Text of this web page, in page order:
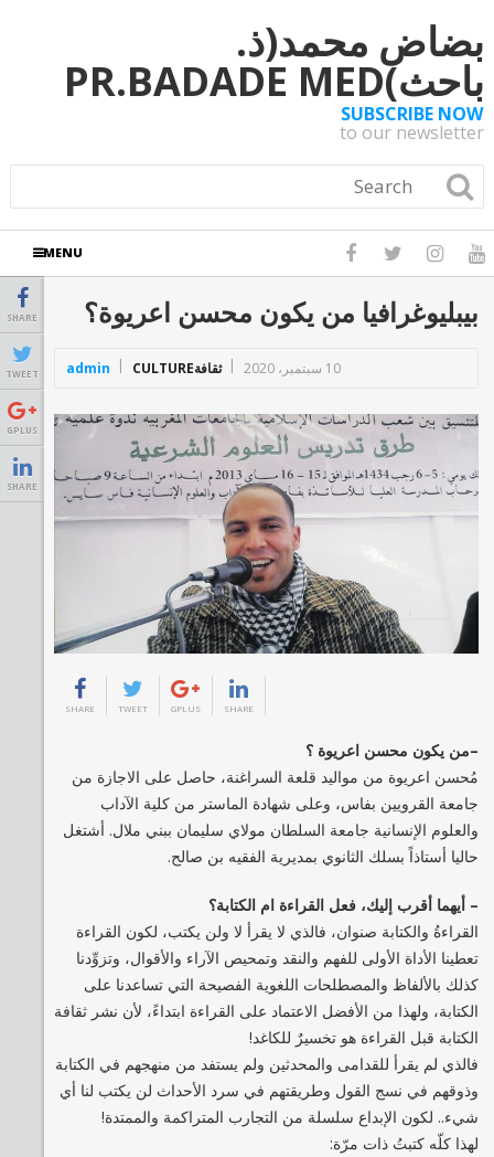
بضاض محمد(ذ.
باحث)PR.BADADE MED
SUBSCRIBE NOW
to our newsletter
MENU
SHARE
TWEET
GPLUS
SHARE
بيبليوغرافيا من يكون محسن اعريوة؟
admin ثقافةCULTURE 10 سبتمبر، 2020
SHARE TWEET GPLUS SHARE
–من يكون محسن اعريوة ؟
مُحسن اعريوة من مواليد قلعة السراغنة، حاصل على الاجازة من
جامعة القرويين بفاس، وعلى شهادة الماستر من كلية الآداب
والعلوم الإنسانية جامعة السلطان مولاي سليمان ببني ملال. أشتغل
حاليا أستاذاً بسلك الثانوي بمديرية الفقيه بن صالح.
– أيهما أقرب إليك، فعل القراءة ام الكتابة؟
القراءةُ والكتابة صنوان، فالذي لا يقرأ لا ولن يكتب، لكون القراءة
تعطينا الأداة الأولى للفهم والنقد وتمحيص الآراء والأقوال، وتزوِّدنا
كذلك بالألفاظ والمصطلحات اللغوية الفصيحة التي تساعدنا على
الكتابة، ولهذا من الأفضل الاعتماد على القراءة ابتداءً، لأن نشر ثقافة
الكتابة قبل القراءة هو تخسيرٌ للكاغد!
فالذي لم يقرأ للقدامى والمحدثين ولم يستفد من منهجهم في الكتابة
وذوقهم في نسج القول وطريقتهم في سرد الأحداث لن يكتب لنا أي
شيء.. لكون الإبداع سلسلة من التجارب المتراكمة والممتدة!
لهذا كلّه كتبتُ ذات مرّة: